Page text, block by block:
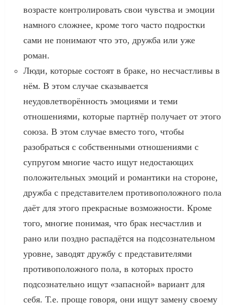
возрасте контролировать свои чувства и эмоции
намного сложнее, кроме того часто подростки
сами не понимают что это, дружба или уже
роман.
Люди, которые состоят в браке, но несчастливы в
нём. В этом случае сказывается
неудовлетворённость эмоциями и теми
отношениями, которые партнёр получает от этого
союза. В этом случае вместо того, чтобы
разобраться с собственными отношениями с
супругом многие часто ищут недостающих
положительных эмоций и романтики на стороне,
дружба с представителем противоположного пола
даёт для этого прекрасные возможности. Кроме
того, многие понимая, что брак несчастлив и
рано или поздно распадётся на подсознательном
уровне, заводят дружбу с представителями
противоположного пола, в которых просто
подсознательно ищут «запасной» вариант для
себя. Т.е. проще говоря, они ищут замену своему